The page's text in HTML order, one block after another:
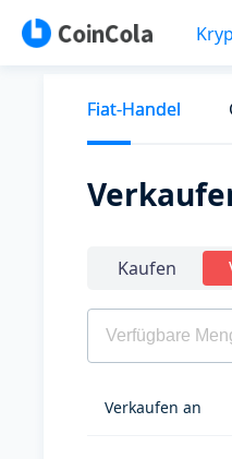
Fiat-Handel
Kaufen
Verkaufen an